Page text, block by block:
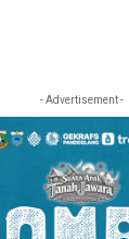
- Advertisement -